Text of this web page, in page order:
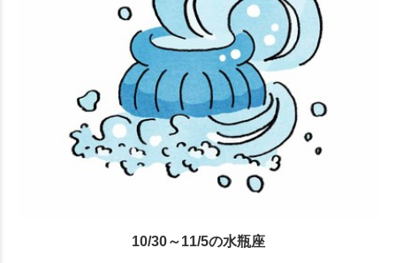
10/30～11/5の水瓶座